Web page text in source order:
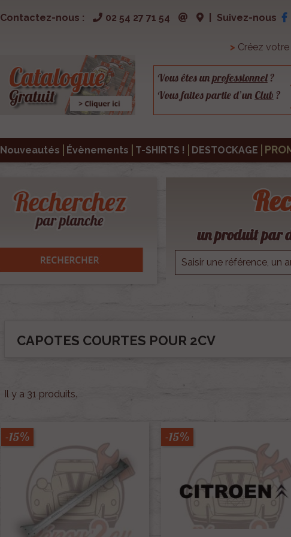
Contactez-nous : 02 54 27 71 54 Suivez-nous
> Créez
Vous êtes unprofessionnel?
Vous faites partie d’un Club ?
Nouveautés Évènements T-SHIRTS ! DESTOCKAGE
un produit par
CAPOTES COURTES POUR 2CV
Il y a 31 produits.
-15% -15%